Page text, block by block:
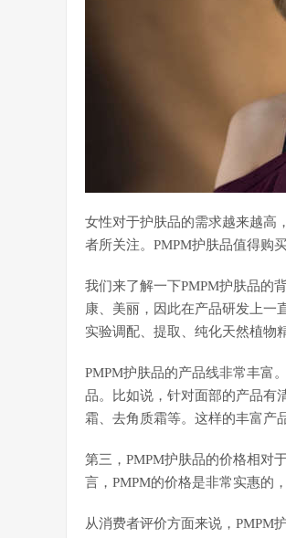
女性对于护肤品的需求越来越高
者所关注。PMPM护肤品值得购
我们来了解一下PMPM护肤品的
康、美丽，因此在产品研发上一
实验调配、提取、纯化天然植物
PMPM护肤品的产品线非常丰富
品。比如说，针对面部的产品有
霜、去角质霜等。这样的丰富产
第三，PMPM护肤品的价格相对
言，PMPM的价格是非常实惠的
从消费者评价方面来说，PMPM